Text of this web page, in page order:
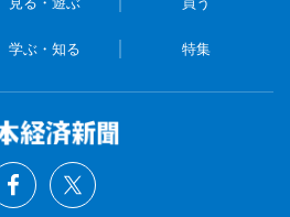
学ぶ・知る 特集